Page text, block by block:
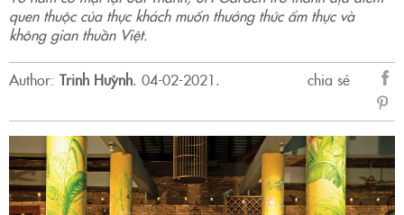
quen thuộc của thực khách muốn thưởng thức ẩm thực và
không gian thuần Việt.
Author: Trinh Huỳnh. 04-02-2021.
chia sẻ
sẻ